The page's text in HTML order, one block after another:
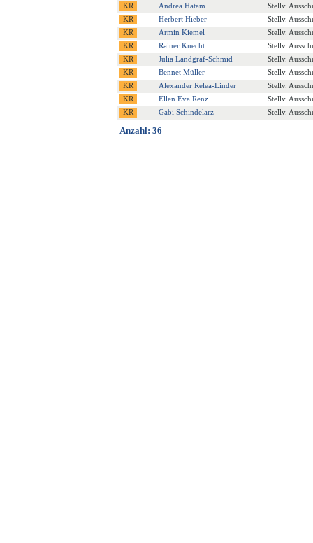
Andrea Hatam
Stellv.
Herbert Hieber
Stellv.
Armin Kiemel
Stellv.
Rainer Knecht
Stellv.
Julia Landgraf-Schmid
Stellv.
Bennet Müller
Stellv.
Alexander Relea-Linder
Stellv.
Ellen Eva Renz
Stellv.
Gabi Schindelarz
Stellv.
Anzahl: 36